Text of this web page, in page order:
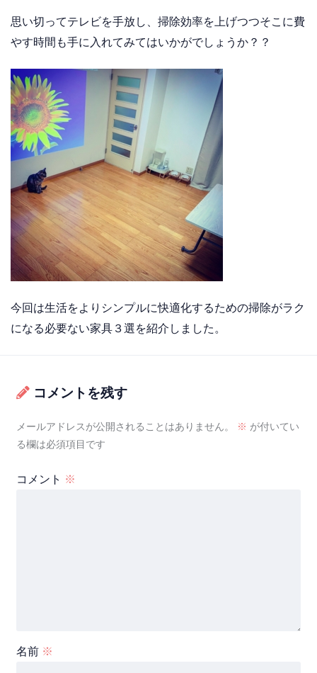
思い切ってテレビを手放し、掃除効率を上げつつそこに費
やす時間も手に入れてみてはいかがでしょうか？？
今回は生活をよりシンプルに快適化するための掃除がラク
になる必要ない家具３選を紹介しました。
コメントを残す
メールアドレスが公開されることはありません。 ※ が付いてい
る欄は必須項目です
コメント ※
名前 ※